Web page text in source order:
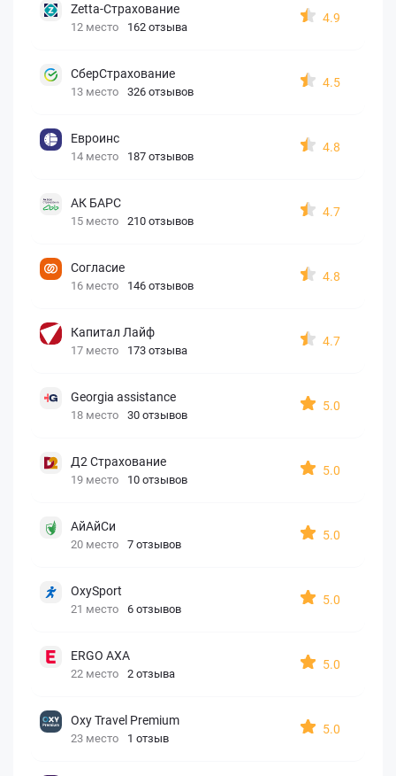
Zetta-Страхование
12 место 162 отзыва
4.9
СберСтрахование
13 место 326 отзывов
4.5
Евроинс
14 место 187 отзывов
4.8
АК БАРС
15 место 210 отзывов
4.7
Согласие
16 место 146 отзывов
4.8
Капитал Лайф
17 место 173 отзыва
4.7
Georgia assistance
18 место 30 отзывов
5.0
Д2 Страхование
19 место 10 отзывов
5.0
АйАйСи
20 место 7 отзывов
5.0
OxySport
21 место 6 отзывов
5.0
ERGO AXA
22 место 2 отзыва
5.0
Oxy Travel Premium
23 место 1 отзыв
5.0